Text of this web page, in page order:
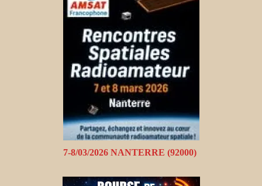
7-8/03/2026 NANTERRE (92000)